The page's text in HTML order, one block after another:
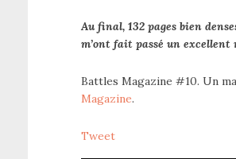
Au final, 132 pages bien
m’ont fait passé un
Battles Magazine #10. Un
Magazine.
Tweet